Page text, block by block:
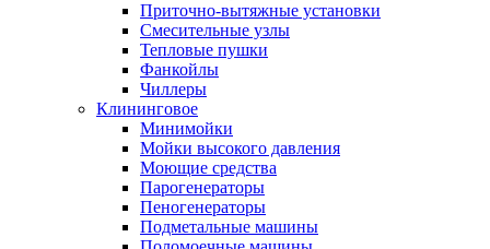
Приточно-вытяжные установки
Смесительные узлы
Тепловые пушки
Фанкойлы
Чиллеры
Клининговое
Минимойки
Мойки высокого давления
Моющие средства
Парогенераторы
Пеногенераторы
Подметальные машины